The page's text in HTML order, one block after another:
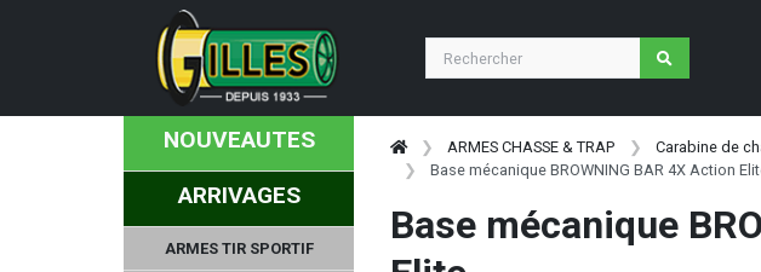
NOUVEAUTES
ARRIVAGES
ARMES TIR SPORTIF
ARMES CHASSE & TRAP Carabine de
Base mécanique BROWNING BAR 4X Action
Base mécanique